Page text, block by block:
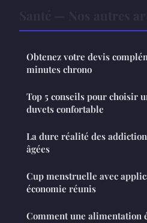
Obtenez votre devis
minutes chrono
Top 5 conseils pour choisir
duvets confortable
La dure réalité des
âgées
Cup menstruelle avec
économie réunis
Comment une alimentation